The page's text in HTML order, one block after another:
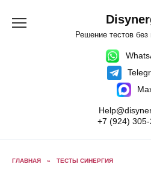
содержанию
Решение тестов
+7 (924)
ГЛАВНАЯ » ТЕСТЫ СИНЕРГИЯ